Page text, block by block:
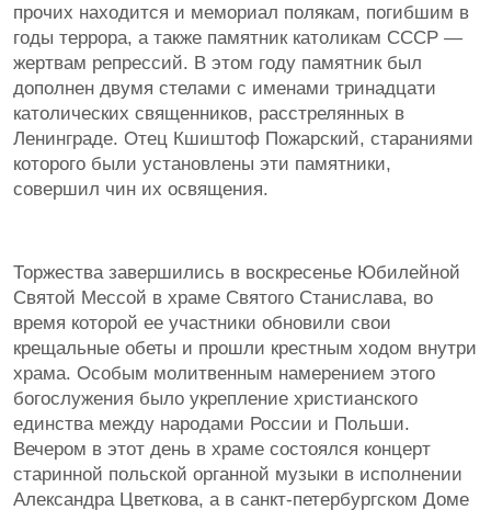
прочих находится и мемориал полякам, погибшим в
годы террора, а также памятник католикам СССР —
жертвам репрессий. В этом году памятник был
дополнен двумя стелами с именами тринадцати
католических священников, расстрелянных в
Ленинграде. Отец Кшиштоф Пожарский, стараниями
которого были установлены эти памятники,
совершил чин их освящения.
Торжества завершились в воскресенье Юбилейной
Святой Мессой в храме Святого Станислава, во
время которой ее участники обновили свои
крещальные обеты и прошли крестным ходом внутри
храма. Особым молитвенным намерением этого
богослужения было укрепление христианского
единства между народами России и Польши.
Вечером в этот день в храме состоялся концерт
старинной польской органной музыки в исполнении
Александра Цветкова, а в санкт-петербургском Доме